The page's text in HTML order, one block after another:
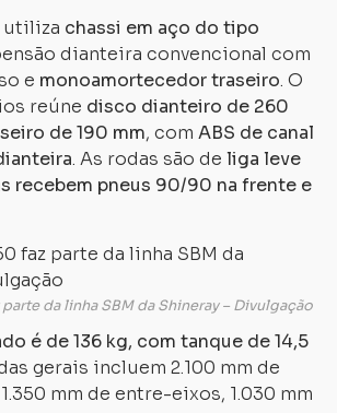
utiliza chassi em aço do tipo
dianteira convencional com
e monoamortecedor traseiro. O
reúne disco dianteiro de 260
de 190 mm, com ABS de canal
. As rodas são de liga leve
recebem pneus 90/90 na frente e
parte da linha SBM da Shineray – Divulgação
é de 136 kg, com tanque de 14,5
gerais incluem 2.100 mm de
mm de entre-eixos, 1.030 mm